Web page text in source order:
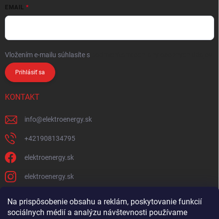
Na prispôsobenie obsahu a reklám, poskytovanie funkcií
sociálnych médií a analýzu návštevnosti používame
EMAIL
Vložením e-mailu súhlasíte s
Prihlásiť sa
KONTAKT
info@elektroenergy.sk
+421908134795
elektroenergy.sk
elektroenergy.sk
Podmienky ochrany osobných údajov Kontakty